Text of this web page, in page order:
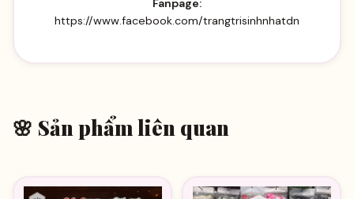
Fanpage:
https://www.facebook.com/trangtrisinhnhatdn
🌸 Sản phẩm liên quan